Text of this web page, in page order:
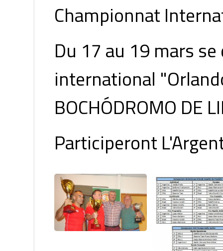
Championnat
Du 17 au 19 mars
international
BOCHÓDROMO DE
Participeront